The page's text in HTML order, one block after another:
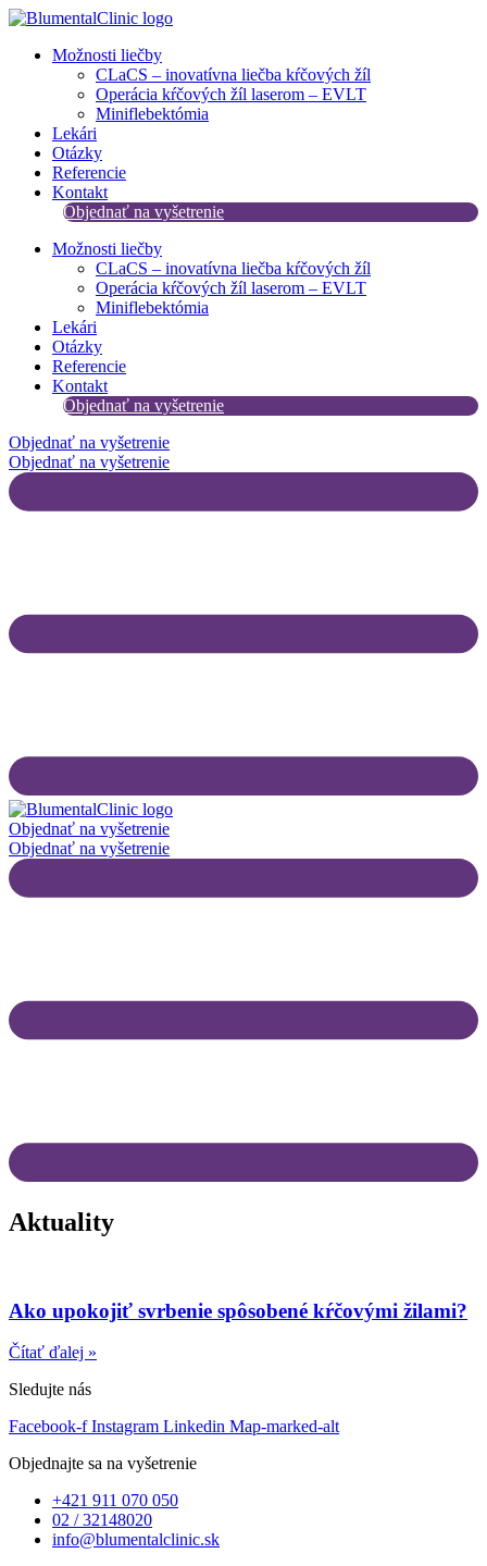
Preskočiť
obsah
Možnosti liečby
CLaCS – inovatívna liečba kŕčových žíl​
Operácia kŕčových žíl laserom – EVLT
Miniflebektómia
Lekári
Otázky
Referencie
Kontakt
Objednať na vyšetrenie
Možnosti liečby
CLaCS – inovatívna liečba kŕčových žíl​
Operácia kŕčových žíl laserom – EVLT
Miniflebektómia
Lekári
Otázky
Referencie
Kontakt
Objednať na vyšetrenie
Objednať na vyšetrenie
Objednať na vyšetrenie
Objednať na vyšetrenie
Objednať na vyšetrenie
Aktuality
Ako upokojiť svrbenie spôsobené kŕčovými žilami?
Čítať ďalej »
Sledujte nás
Facebook-f Instagram Linkedin Map-marked-alt
Objednajte sa na vyšetrenie
+421 911 070 050
02 / 32148020
info@blumentalclinic.sk